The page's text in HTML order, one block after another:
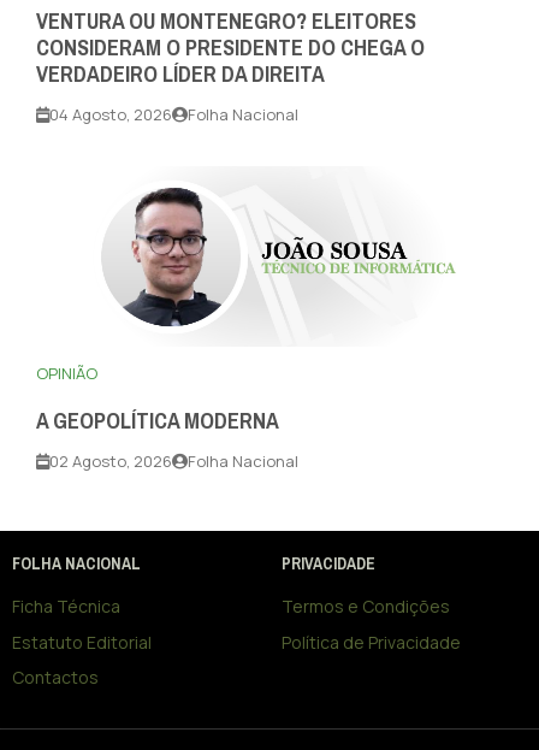
VENTURA OU MONTENEGRO? ELEITORES
CONSIDERAM O PRESIDENTE DO CHEGA O
VERDADEIRO LÍDER DA DIREITA
04 Agosto, 2026 Folha Nacional
OPINIÃO
A GEOPOLÍTICA MODERNA
02 Agosto, 2026 Folha Nacional
FOLHA NACIONAL
Ficha Técnica
Estatuto Editorial
Contactos
PRIVACIDADE
Termos e Condições
Política de Privacidade